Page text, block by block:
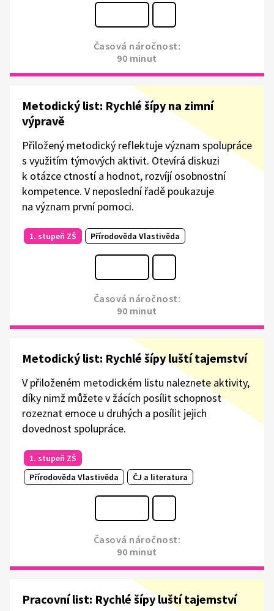
Časová náročnost:
90 minut
Metodický list: Rychlé šípy na zimní
výpravě
Přiložený metodický reflektuje význam spolupráce
s využitím týmových aktivit. Otevírá diskuzi
k otázce ctností a hodnot, rozvíjí osobnostní
kompetence. V neposlední řadě poukazuje
na význam první pomoci.
1. stupeň ZŠ Přírodověda Vlastivěda
Časová náročnost:
90 minut
Metodický list: Rychlé šípy luští tajemství
V přiloženém metodickém listu naleznete aktivity,
díky nimž můžete v žácích posílit schopnost
rozeznat emoce u druhých a posílit jejich
dovednost spolupráce.
1. stupeň ZŠ
Přírodověda Vlastivěda
ČJ a literatura
Časová náročnost:
90 minut
Pracovní list: Rychlé šípy luští tajemství